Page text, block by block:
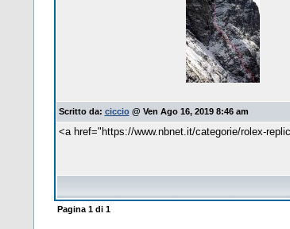
Scritto da: ciccio@ Ven Ago 16, 2019 8:46 am
<a href="https://www.nbnet.it/categorie/rolex-
Pagina 1di 1